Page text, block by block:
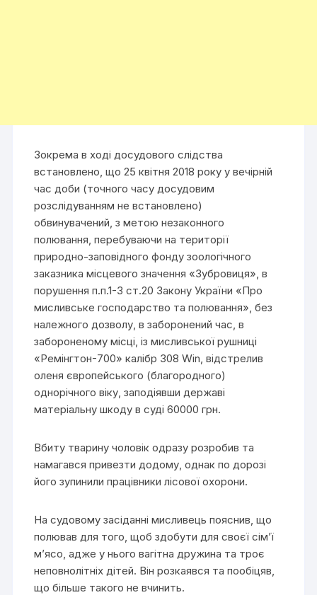
Зокрема в ході досудового слідства
встановлено, що 25 квітня 2018 року у вечірній
час доби (точного часу досудовим
розслідуванням не встановлено)
обвинувачений, з метою незаконного
полювання, перебуваючи на території
природно-заповідного фонду зоологічного
заказника місцевого значення «Зубровиця», в
порушення п.п.1-3 ст.20 Закону України «Про
мисливське господарство та полювання», без
належного дозволу, в заборонений час, в
забороненому місці, із мисливської рушниці
«Ремінгтон-700» калібр 308 Win, відстрелив
оленя європейського (благородного)
однорічного віку, заподіявши державі
матеріальну шкоду в суді 60000 грн.
Вбиту тварину чоловік одразу розробив та
намагався привезти додому, однак по дорозі
його зупинили працівники лісової охорони.
На судовому засіданні мисливець пояснив, що
полював для того, щоб здобути для своєї сім’ї
м’ясо, адже у нього вагітна дружина та троє
неповнолітніх дітей. Він розкаявся та пообіцяв,
що більше такого не вчинить.